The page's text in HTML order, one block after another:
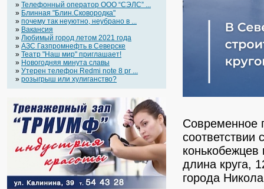
» Телефонный оператор OOO “СЭЛС” ...
» Блинная "Блин.Сковородка"
» почему так неуютно, неубрано в ...
» Вакансия
» Любимый город летом 2021 года
» АЗС Газпромнефть в Северске
» Театр "Наш мир" приглашает!
» Новогодняя минута славы
» Утерен телефон Redmi note 8 pr ...
» розыгрыш или хулиганство?
Современное
длина круга,
города